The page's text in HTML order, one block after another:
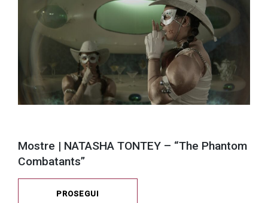
Mostre | NATASHA TONTEY – “The Phantom
Combatants”
PROSEGUI